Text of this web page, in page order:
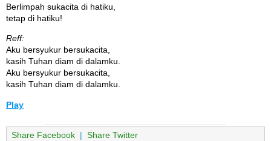
Berlimpah sukacita di hatiku,
tetap di hatiku!
Reff:
Aku bersyukur bersukacita,
kasih Tuhan diam di dalamku.
Aku bersyukur bersukacita,
kasih Tuhan diam di dalamku.
Play
Share Facebook | Share Twitter